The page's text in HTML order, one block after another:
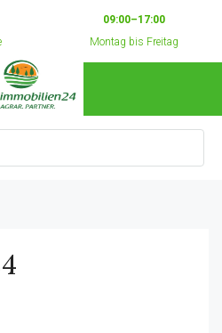
09:00–17:00
Montag bis Freitag